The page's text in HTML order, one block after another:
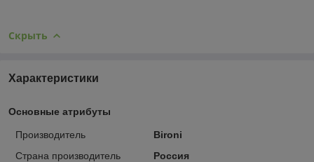
Скрыть
Характеристики
Основные атрибуты
Производитель
Bironi
Страна производитель
Россия